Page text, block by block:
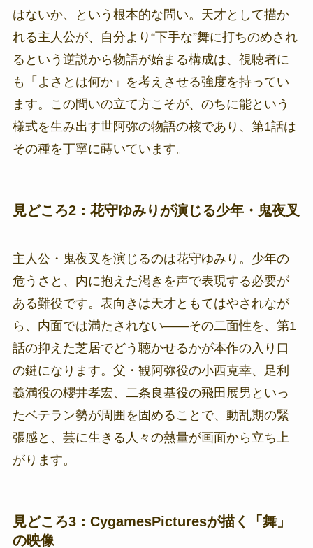
はないか、という根本的な問い。天才として描か
れる主人公が、自分より“下手な”舞に打ちのめされ
るという逆説から物語が始まる構成は、視聴者に
も「よさとは何か」を考えさせる強度を持ってい
ます。この問いの立て方こそが、のちに能という
様式を生み出す世阿弥の物語の核であり、第1話は
その種を丁寧に蒔いています。
見どころ2：花守ゆみりが演じる少年・鬼夜叉
主人公・鬼夜叉を演じるのは花守ゆみり。少年の
危うさと、内に抱えた渇きを声で表現する必要が
ある難役です。表向きは天才ともてはやされなが
ら、内面では満たされない——その二面性を、第1
話の抑えた芝居でどう聴かせるかが本作の入り口
の鍵になります。父・観阿弥役の小西克幸、足利
義満役の櫻井孝宏、二条良基役の飛田展男といっ
たベテラン勢が周囲を固めることで、動乱期の緊
張感と、芸に生きる人々の熱量が画面から立ち上
がります。
見どころ3：CygamesPicturesが描く「舞」
の映像